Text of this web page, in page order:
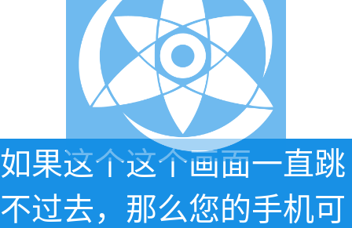
如果这个这个画面一直跳
不过去，那么您的手机可